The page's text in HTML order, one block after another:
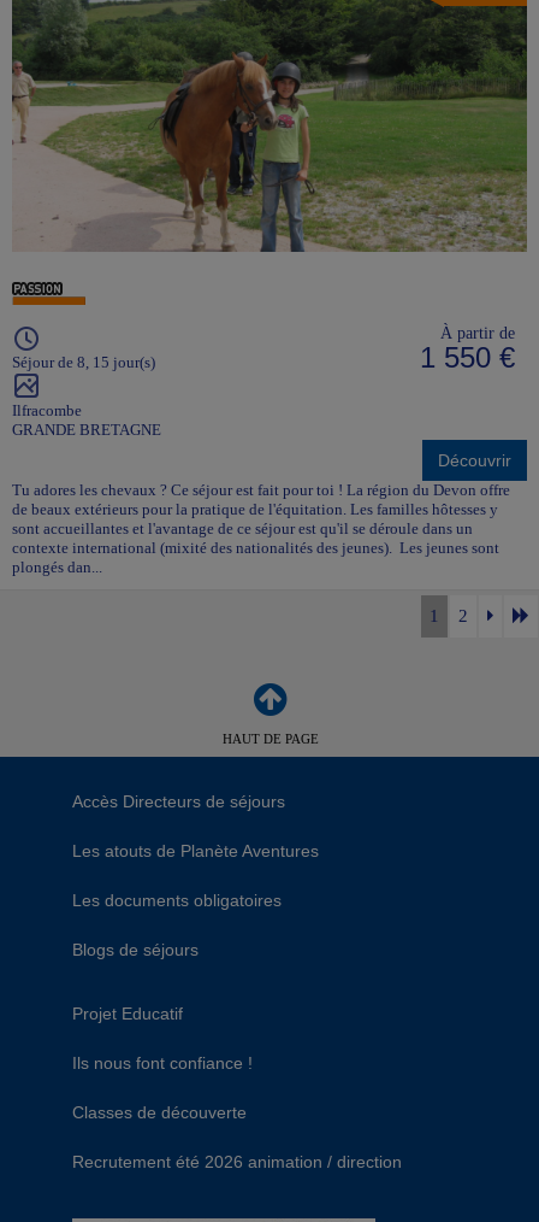
Séjour de 8, 15 jour(s)
Ilfracombe
GRANDE BRETAGNE
À partir de
1 550 €
Découvrir
Tu adores les chevaux ? Ce séjour est fait pour toi ! La région du Devon offre
de beaux extérieurs pour la pratique de l'équitation. Les familles hôtesses y
sont accueillantes et l'avantage de ce séjour est qu'il se déroule dans un
contexte international (mixité des nationalités des jeunes). Les jeunes sont
plongés dan...
1 2
HAUT DE PAGE
Accès Directeurs de séjours
Les atouts de Planète Aventures
Les documents obligatoires
Blogs de séjours
Projet Educatif
Ils nous font confiance !
Classes de découverte
Recrutement été 2026 animation / direction